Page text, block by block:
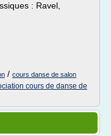
: Ravel,
/ cours danse de salon
cours de danse de